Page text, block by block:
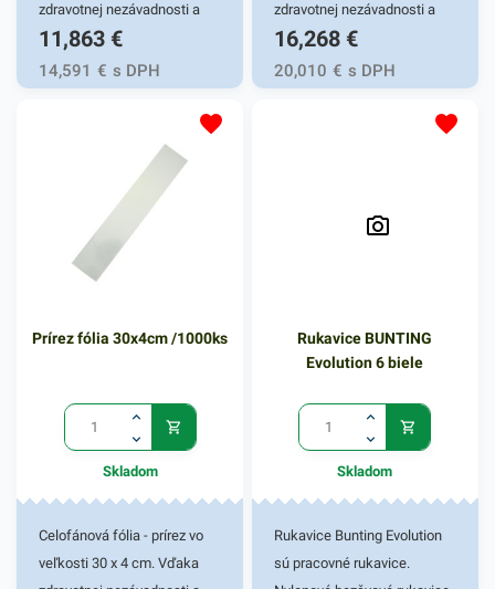
zdravotnej nezávadnosti a
nepriepustnosti pachov, vody
a bakterií je vhodná na
balenie cukroviniek a iných
11,863 €
14,591 € s DPH
zdravotnej nezávadnosti a
nepriepustnosti pachov, vody
a bakterií je vhodná na
balenie cukroviniek a iných
16,268 €
20,010 € s DPH
Prírez fólia 30x4cm /1000ks
Skladom
Celofánová fólia - prírez vo
veľkosti 30 x 4 cm. Vďaka
Rukavice BUNTING
Evolution 6 biele
Skladom
Rukavice Bunting Evolution
sú pracovné rukavice.